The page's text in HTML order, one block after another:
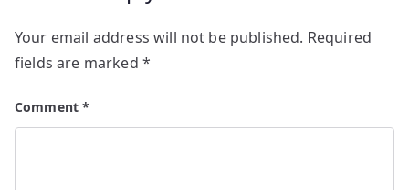
Your email address will not be published. Required
fields are marked *
Comment*